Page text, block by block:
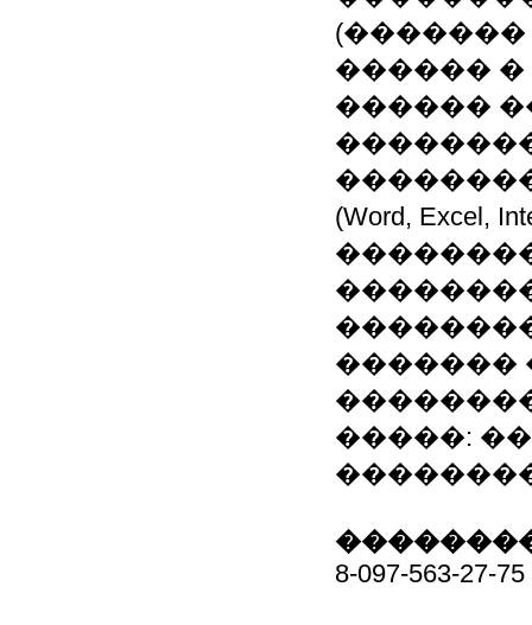
������
������
(Word,
�������
�����:
��������
8-097-563-27-75